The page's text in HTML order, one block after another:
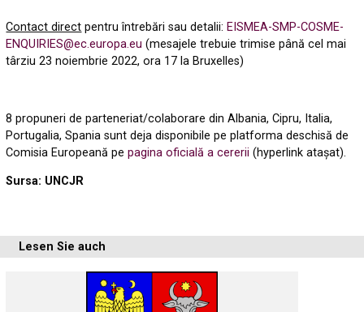
Contact direct pentru întrebări sau detalii: EISMEA-SMP-COSME-
ENQUIRIES@ec.europa.eu (mesajele trebuie trimise până cel mai
târziu 23 noiembrie 2022, ora 17 la Bruxelles)
8 propuneri de parteneriat/colaborare din Albania, Cipru, Italia,
Portugalia, Spania sunt deja disponibile pe platforma deschisă de
Comisia Europeană pepagina oficială a cererii (hyperlink ataşat).
Sursa: UNCJR
Lesen Sie auch